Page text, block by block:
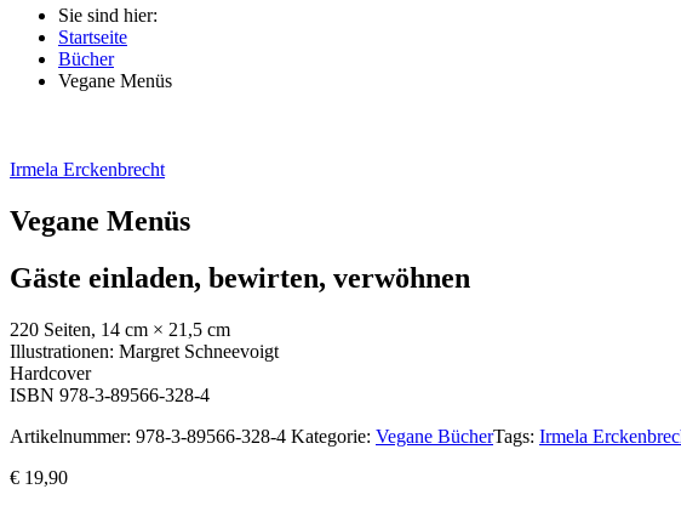
Sie sind hier:
Startseite
Bücher
Vegane Menüs
Irmela Erckenbrecht
Vegane Menüs
Gäste einladen, bewirten, verwöhnen
220 Seiten, 14 cm × 21,5 cm
Illustrationen: Margret Schneevoigt
Hardcover
ISBN 978-3-89566-328-4
Artikelnummer: 978-3-89566-328-4 Kategorie: Vegane BücherTags: Irmela
€ 19,90